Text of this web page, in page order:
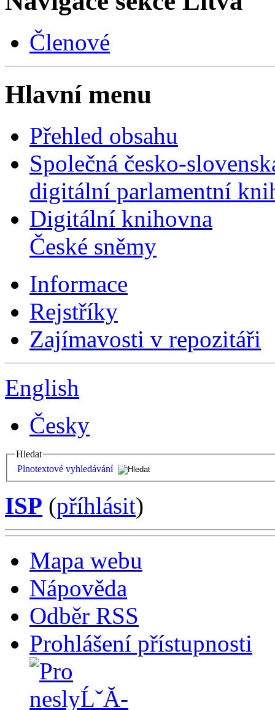
Členové
Hlavní menu
Přehled obsahu
Společná česko-
digitální parlamentní
Digitální knihovna
České sněmy
Informace
Rejstříky
Zajímavosti v repozitáři
English
Česky
Hledat
Plnotextové vyhledávání
ISP (příhlásit)
Mapa webu
Nápověda
Odběr RSS
Prohlášení přístupnosti